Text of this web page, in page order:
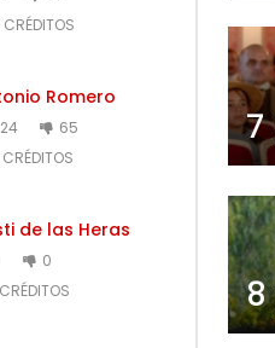
Romero
65
de las Heras
0
7
8